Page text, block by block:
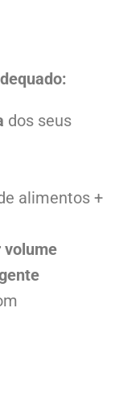
dos seus
alimentos +
volume